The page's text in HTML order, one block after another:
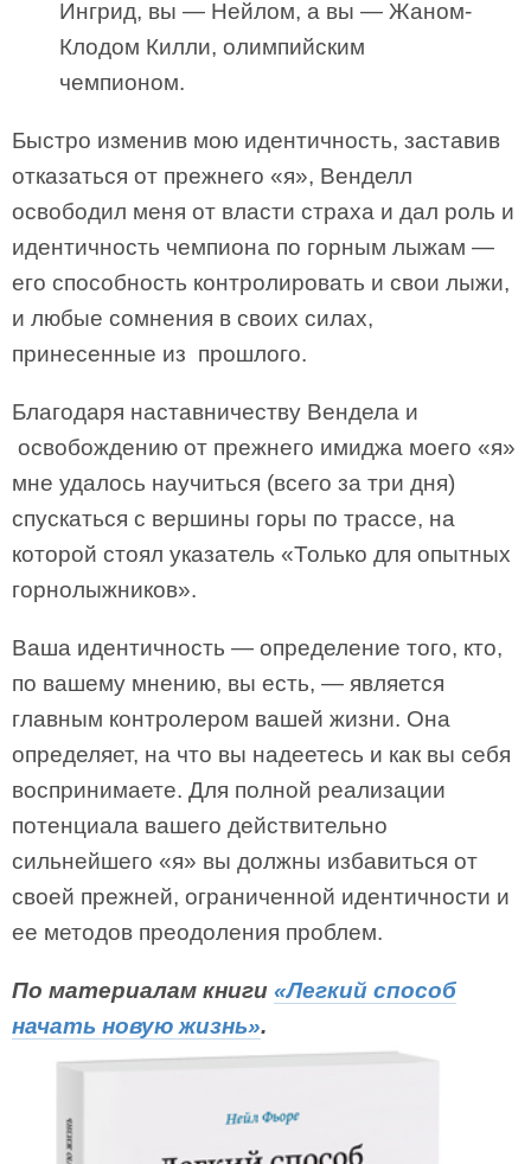
Ингрид, вы — Нейлом, а вы — Жаном-
Клодом Килли, олимпийским
чемпионом.
Быстро изменив мою идентичность, заставив
отказаться от прежнего «я», Венделл
освободил меня от власти страха и дал роль и
идентичность чемпиона по горным лыжам —
его способность контролировать и свои лыжи,
и любые сомнения в своих силах,
принесенные из прошлого.
Благодаря наставничеству Вендела и
освобождению от прежнего имиджа моего «я»
мне удалось научиться (всего за три дня)
спускаться с вершины горы по трассе, на
которой стоял указатель «Только для опытных
горнолыжников».
Ваша идентичность — определение того, кто,
по вашему мнению, вы есть, — является
главным контролером вашей жизни. Она
определяет, на что вы надеетесь и как вы себя
воспринимаете. Для полной реализации
потенциала вашего действительно
сильнейшего «я» вы должны избавиться от
своей прежней, ограниченной идентичности и
ее методов преодоления проблем.
По материалам книги «Легкий способ
начать новую жизнь».